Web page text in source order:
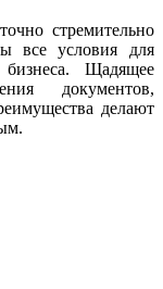
стремительно
все условия для
Щадящее
документов,
делают